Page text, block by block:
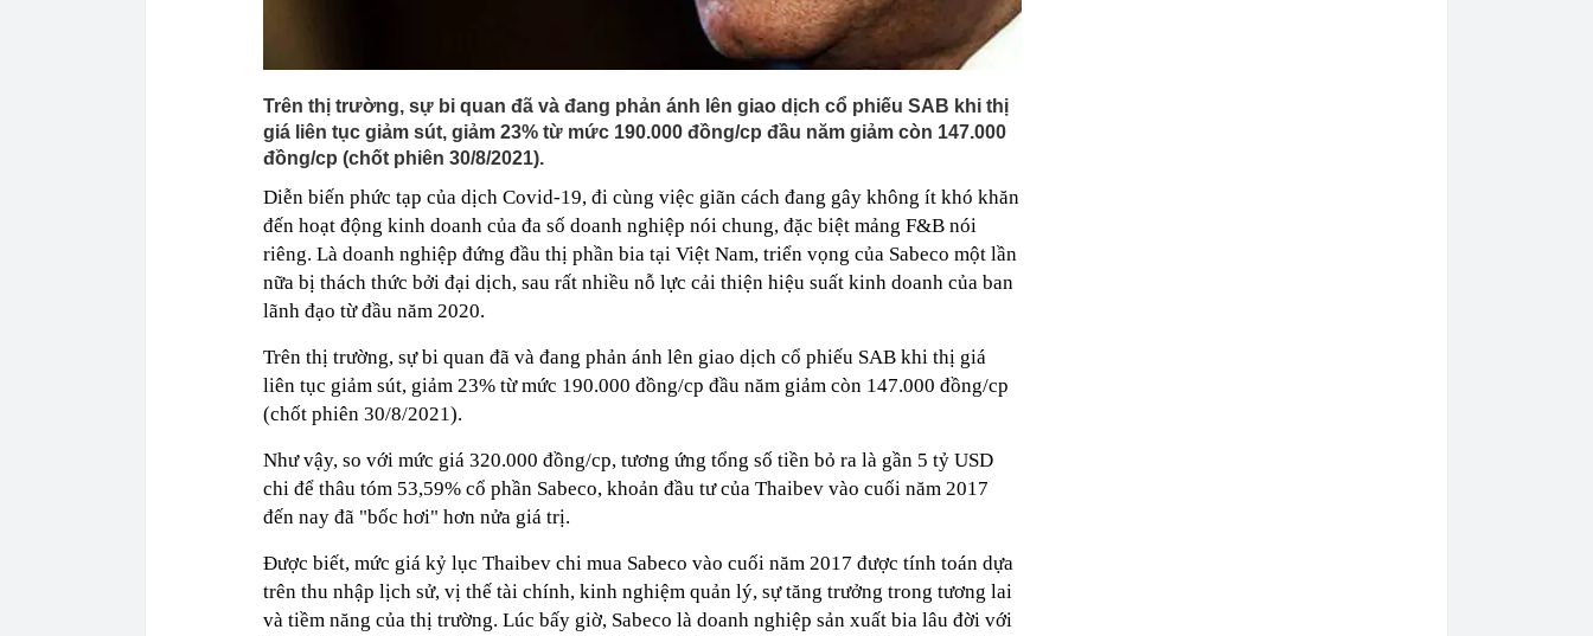
Trên thị trường, sự bi quan đã và đang phản ánh lên giao dịch cổ phiếu SAB khi thị
giá liên tục giảm sút, giảm 23% từ mức 190.000 đồng/cp đầu năm giảm còn 147.000
đồng/cp (chốt phiên 30/8/2021).
Diễn biến phức tạp của dịch Covid-19, đi cùng việc giãn cách đang gây không ít khó khăn
đến hoạt động kinh doanh của đa số doanh nghiệp nói chung, đặc biệt mảng F&B nói
riêng. Là doanh nghiệp đứng đầu thị phần bia tại Việt Nam, triển vọng của Sabeco một lần
nữa bị thách thức bởi đại dịch, sau rất nhiều nỗ lực cải thiện hiệu suất kinh doanh của ban
lãnh đạo từ đầu năm 2020.
Trên thị trường, sự bi quan đã và đang phản ánh lên giao dịch cổ phiếu SAB khi thị giá
liên tục giảm sút, giảm 23% từ mức 190.000 đồng/cp đầu năm giảm còn 147.000 đồng/cp
(chốt phiên 30/8/2021).
Như vậy, so với mức giá 320.000 đồng/cp, tương ứng tổng số tiền bỏ ra là gần 5 tỷ USD
chi để thâu tóm 53,59% cổ phần Sabeco, khoản đầu tư của Thaibev vào cuối năm 2017
đến nay đã "bốc hơi" hơn nửa giá trị.
Được biết, mức giá kỷ lục Thaibev chi mua Sabeco vào cuối năm 2017 được tính toán dựa
trên thu nhập lịch sử, vị thế tài chính, kinh nghiệm quản lý, sự tăng trưởng trong tương lai
và tiềm năng của thị trường. Lúc bấy giờ, Sabeco là doanh nghiệp sản xuất bia lâu đời với